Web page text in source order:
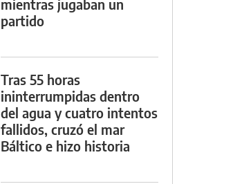
mientras jugaban un
partido
Tras 55 horas
ininterrumpidas dentro
del agua y cuatro intentos
fallidos, cruzó el mar
Báltico e hizo historia